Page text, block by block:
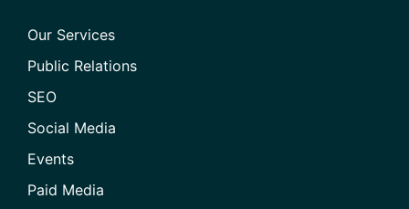
Our Services
Public Relations
SEO
Social Media
Events
Paid Media